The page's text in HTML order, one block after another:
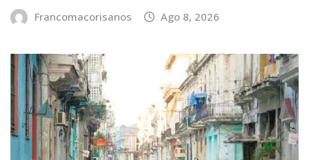
Francomacorisanos Ago 8, 2026